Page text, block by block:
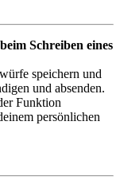
Schreiben eines
speichern und
und absenden.
Funktion
persönlichen